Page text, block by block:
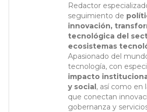
Redactor
seguimiento de
innovación,
tecnológica del
ecosistemas
Apasionado del
tecnología, con
impacto
y social, así como en
que conectan
gobernanza y